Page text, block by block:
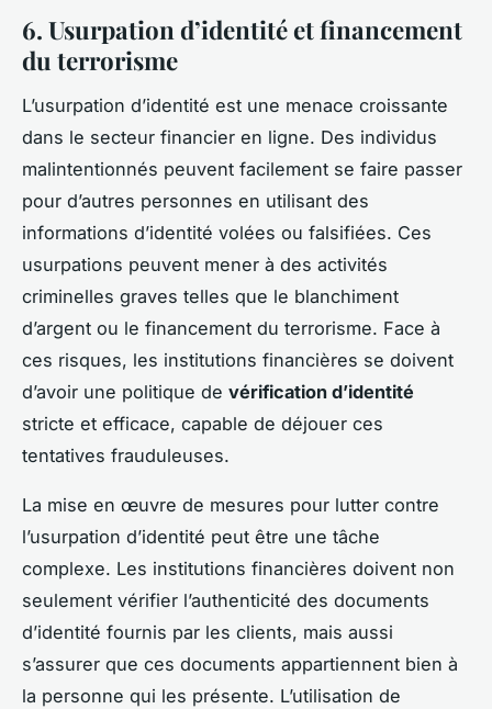
6. Usurpation d’identité et financement
du terrorisme
L’usurpation d’identité est une menace croissante
dans le secteur financier en ligne. Des individus
malintentionnés peuvent facilement se faire passer
pour d’autres personnes en utilisant des
informations d’identité volées ou falsifiées. Ces
usurpations peuvent mener à des activités
criminelles graves telles que le blanchiment
d’argent ou le financement du terrorisme. Face à
ces risques, les institutions financières se doivent
d’avoir une politique de vérification d’identité
stricte et efficace, capable de déjouer ces
tentatives frauduleuses.
La mise en œuvre de mesures pour lutter contre
l’usurpation d’identité peut être une tâche
complexe. Les institutions financières doivent non
seulement vérifier l’authenticité des documents
d’identité fournis par les clients, mais aussi
s’assurer que ces documents appartiennent bien à
la personne qui les présente. L’utilisation de